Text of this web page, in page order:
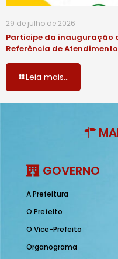
29 de julho de 2026
Participe da inauguração
Referência de
Leia mais...
GOVERNO
A Prefeitura
O Prefeito
O Vice-Prefeito
Organograma